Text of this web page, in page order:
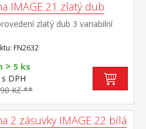
IMAGE 21 zlatý dub
zlatý dub 3 variabilní
FN2632
> 5 ks
s DPH
Kč **
2 zásuvky IMAGE 22 bílá